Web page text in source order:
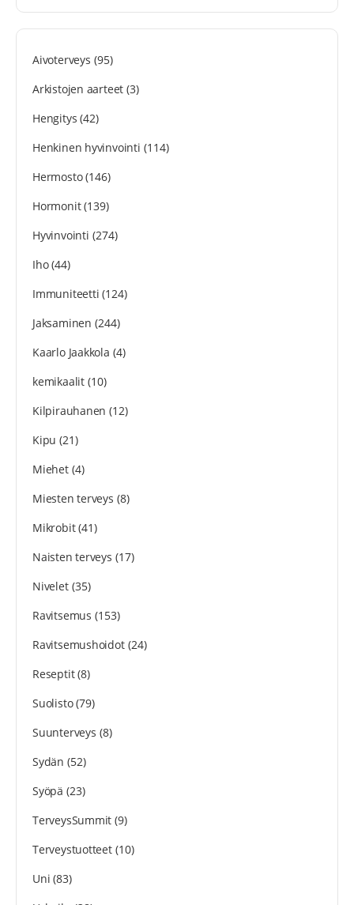
Aivoterveys (95)
Arkistojen aarteet (3)
Hengitys (42)
Henkinen hyvinvointi (114)
Hermosto(146)
Hormonit(139)
Hyvinvointi (274)
Iho(44)
Immuniteetti (124)
Jaksaminen (244)
Kaarlo Jaakkola (4)
kemikaalit(10)
Kilpirauhanen (12)
Kipu (21)
Miehet(4)
Miesten terveys (8)
Mikrobit(41)
Naisten terveys (17)
Nivelet(35)
Ravitsemus (153)
Ravitsemushoidot(24)
Reseptit(8)
Suolisto(79)
Suunterveys (8)
Sydän (52)
Syöpä (23)
TerveysSummit (9)
Terveystuotteet(10)
Uni (83)